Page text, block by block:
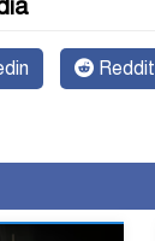
Reddit